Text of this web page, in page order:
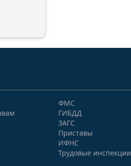
ФМС
ГИБДД
ЗАГС
Приставы
ИФНС
Трудовые инспекции